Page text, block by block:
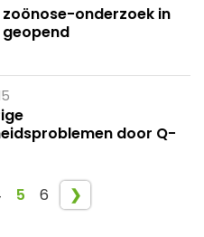
onderzoek in
door Q-
5 6 ❯